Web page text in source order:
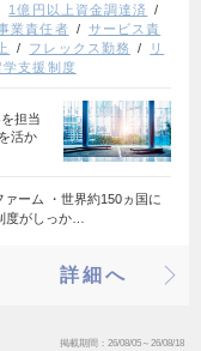
1億円以上資金調達済
業責任者
サービス責
フレックス勤務
リ
学支援制度
担当
活か
ァーム ・世界約150ヵ国に
度がしっか…
詳細へ
掲載期間 26/08/05～26/08/18